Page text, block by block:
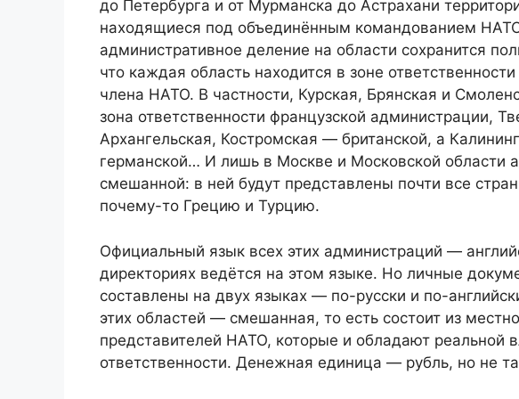
до Петербурга и от Мурманска до Астрахани
находящиеся под объединённым командованием
административное деление на области сохранится
что каждая область находится в зоне
члена НАТО. В частности, Курская, Брянская и
зона ответственности французской администрации,
Архангельская, Костромская — британской, а
германской… И лишь в Москве и Московской области
смешанной: в ней будут представлены почти все
почему-то Грецию и Турцию.
Официальный язык всех этих администраций —
директориях ведётся на этом языке. Но личные
составлены на двух языках — по-русски и по-
этих областей — смешанная, то есть состоит из
представителей НАТО, которые и обладают реальной
ответственности. Денежная единица — рубль, но не